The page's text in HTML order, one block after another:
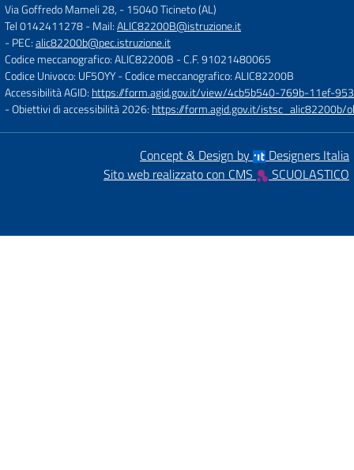
Via Goffredo Mameli 28, -15040 Ticineto (AL)
Tel 0142411278- Mail:ALIC82200B@istruzione.it
- PEC:alic82200b@pec.istruzione.it
Codice meccanografico: ALIC82200B - C.F. 91021480065
Codice Univoco: UF5OYY- Codice meccanografico: ALIC82200B
Accessibilità AGID: https://form.agid.gov.it/view/4cb5b540-769b-11ef-
- Obiettivi di accessibilità 2026: https://form.agid.gov.it/
Concept & Design by
Designers Italia
Sito web realizzato con CMS
SCUOLASTICO